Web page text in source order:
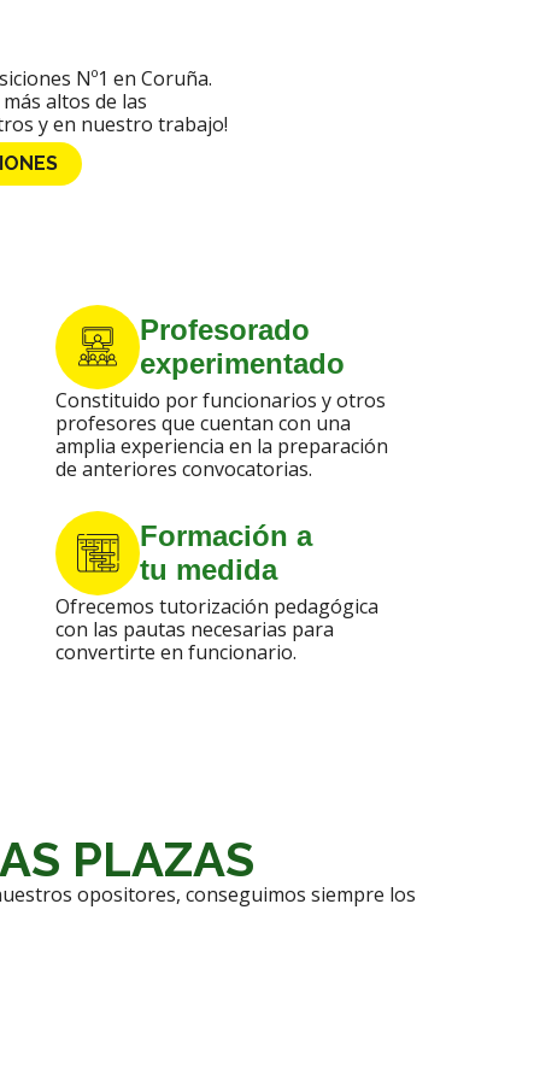
Nº1 en Coruña.
altos de las
y en nuestro trabajo!
Profesorado
experimentado
Constituido por funcionarios y otros
profesores que cuentan con una
amplia experiencia en la preparación
de anteriores convocatorias.
Formación a
tu medida
Ofrecemos tutorización pedagógica
con las pautas necesarias para
convertirte en funcionario.
PLAZAS
opositores, conseguimos siempre los